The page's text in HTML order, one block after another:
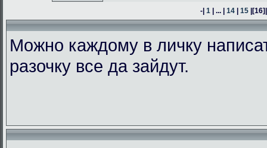
-| 1 | ... | 14 | 15 |[16]
Можно каждому в личку
разочку все да зайдут.